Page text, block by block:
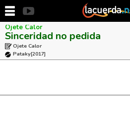
Ojete Calor
Sinceridad no pedida
Ojete Calor
Pataky[2017]